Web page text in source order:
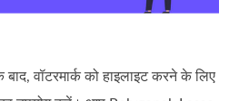
वॉटरमार्क को हाइलाइट करने के लिए